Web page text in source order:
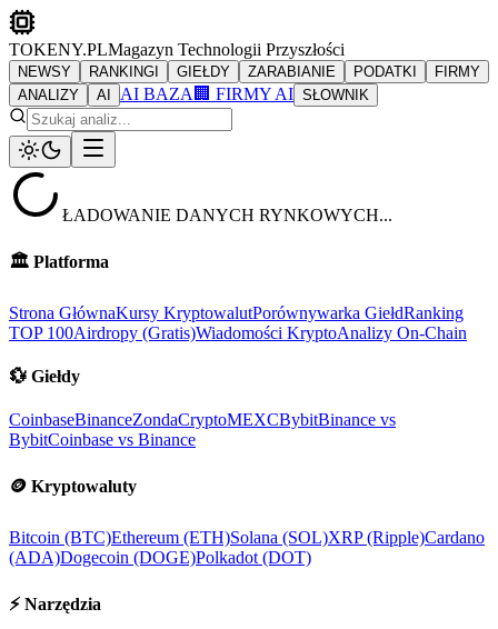
TOKENY.PLMagazyn Technologii Przyszłości
NEWSY RANKINGI GIEŁDY ZARABIANIE PODATKI
FIRMY
ANALIZY
AI AI BAZA 🏢 FIRMY AI SŁOWNIK
ŁADOWANIE DANYCH RYNKOWYCH...
🏛️ Platforma
Strona GłównaKursy KryptowalutPorównywarka GiełdRanking
TOP 100Airdropy (Gratis)Wiadomości KryptoAnalizy On-Chain
💱 Giełdy
CoinbaseBinanceZondaCryptoMEXCBybitBinance vs
BybitCoinbase vs Binance
🪙 Kryptowaluty
Bitcoin (BTC)Ethereum (ETH)Solana (SOL)XRP (Ripple)Cardano
(ADA)Dogecoin (DOGE)Polkadot (DOT)
⚡ Narzędzia